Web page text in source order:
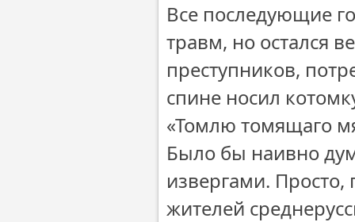
Все последующие
травм, но остался
преступников,
спине носил
«Томлю томящаго
Было бы наивно
извергами.
жителей